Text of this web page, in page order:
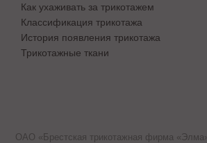
Как ухаживать за трикотажем
Классификация трикотажа
История появления трикотажа
Трикотажные ткани
ОАО «Брестская трикотажная фирма